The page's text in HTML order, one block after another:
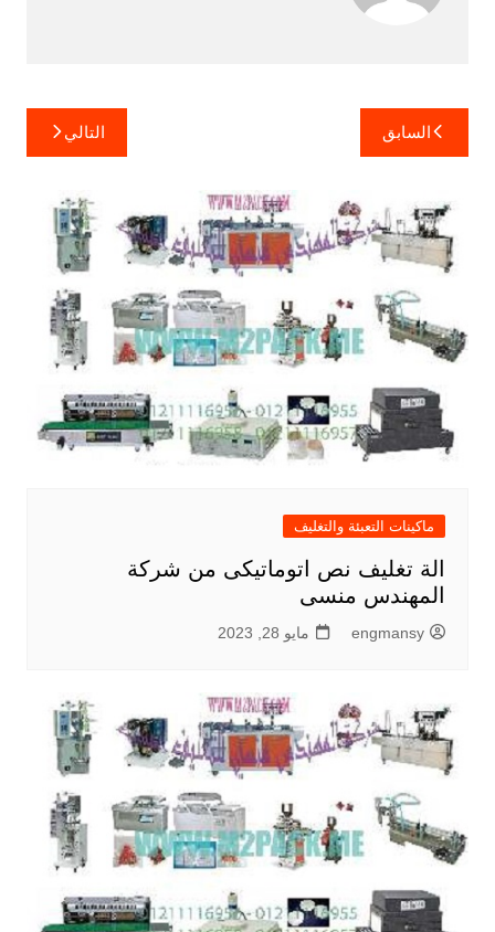
تصفّح
المقالات
السابق التالي
ماكينات التعبئة والتغليف
الة تغليف نص اتوماتيكى من شركة
المهندس منسى
engmansy مايو 28, 2023